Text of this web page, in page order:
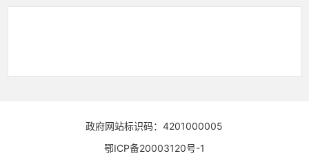
权责清单
数据发布